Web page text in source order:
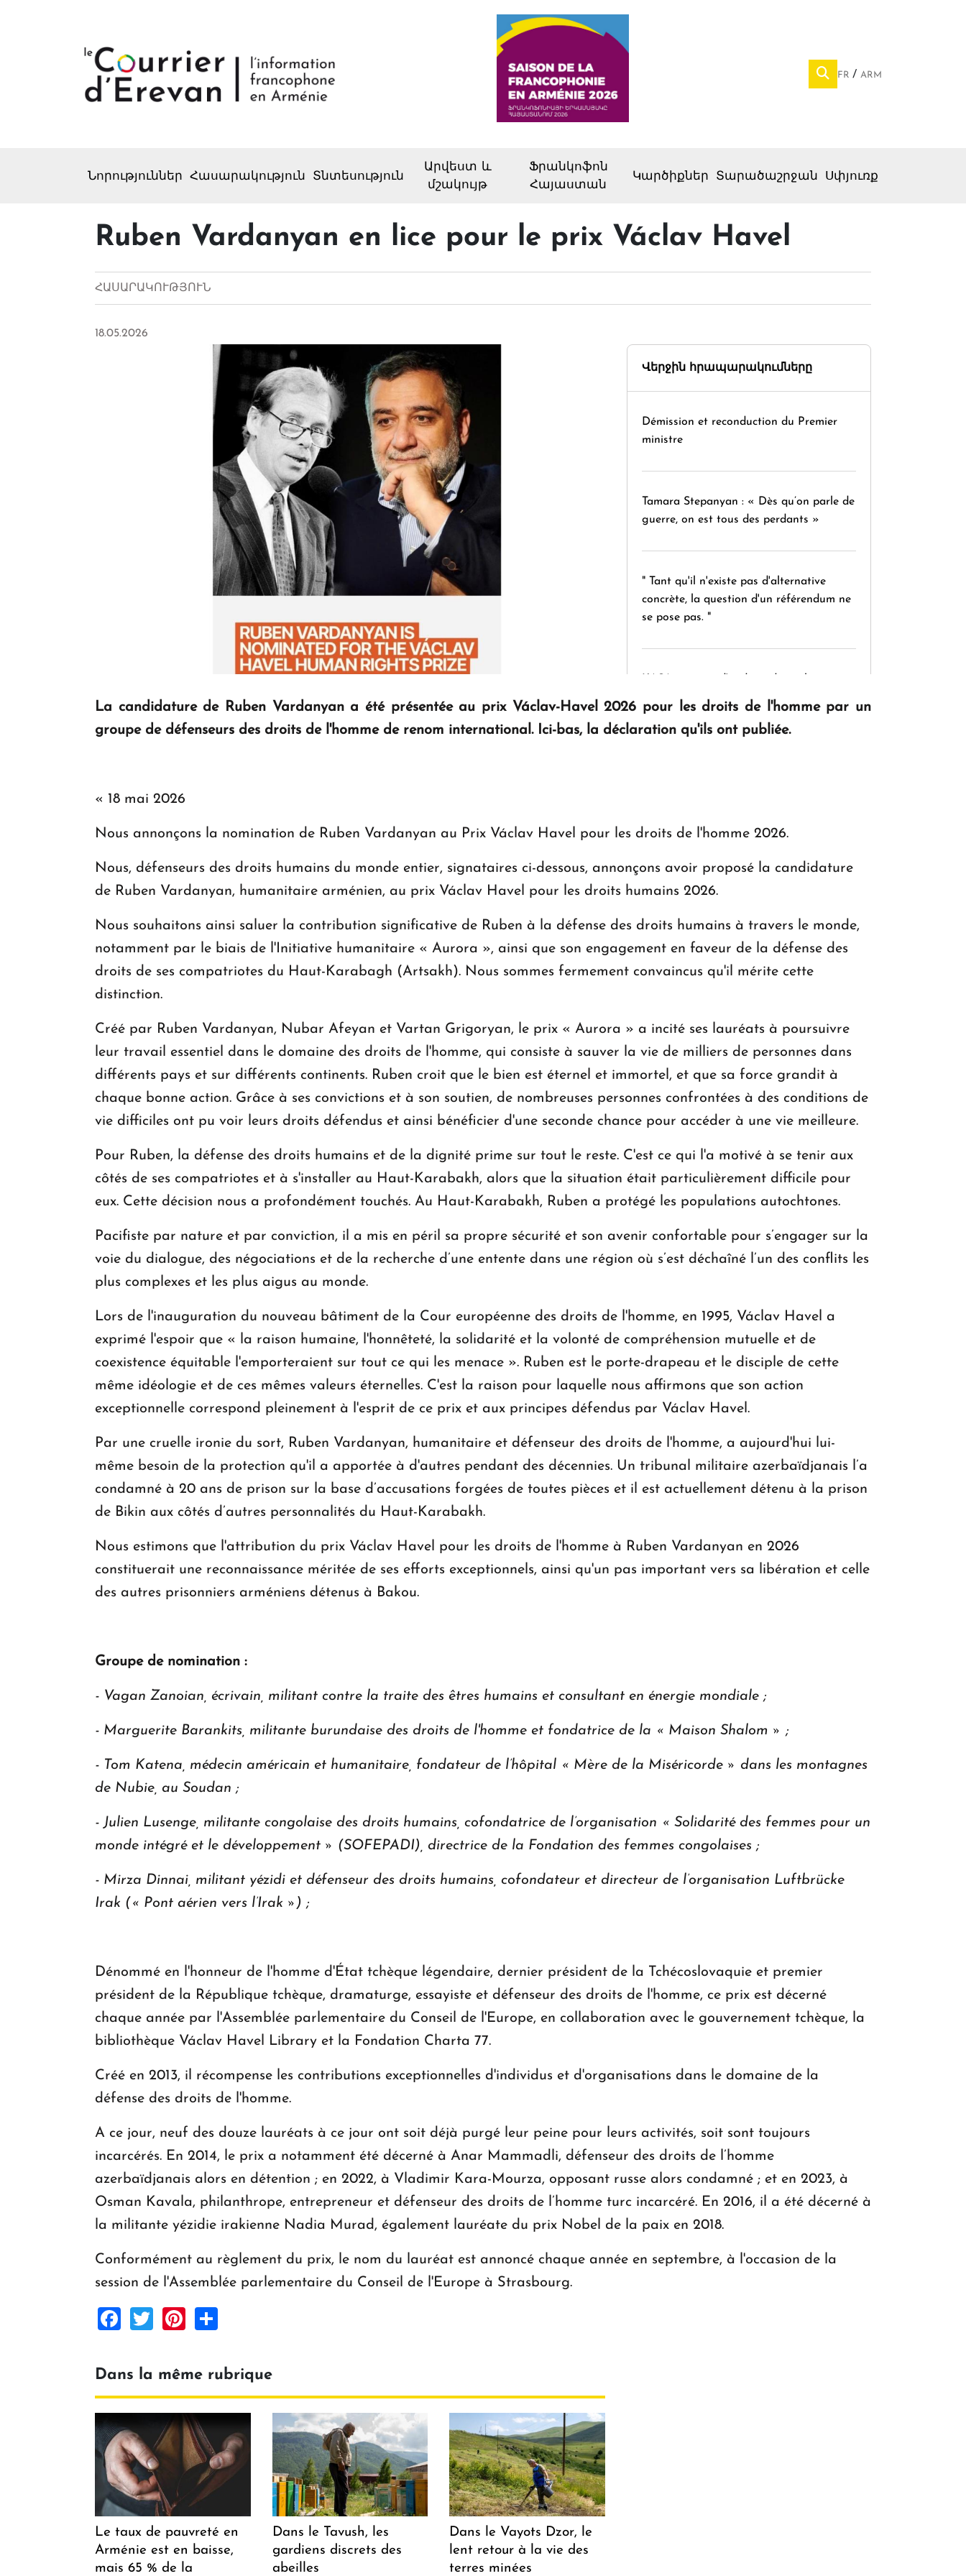
FR ARM
Նորություններ Հասարակություն Տնտեսություն
Արվեստ և
մշակույթ
Ֆրանկոֆոն
Հայաստան
Կարծիքներ Տարածաշրջան Սփյուռք
Ruben Vardanyan en lice pour le prix Václav Havel
ՀԱՍԱՐԱԿՈՒԹՅՈՒՆ
18.05.2026
Վերջին հրապարակումները
Démission et reconduction du Premier
ministre
Tamara Stepanyan : « Dès qu’on parle de
guerre, on est tous des perdants »
" Tant qu'il n'existe pas d'alternative
concrète, la question d'un référendum ne
se pose pas. "
d'avenir en Arménie
La candidature de Ruben Vardanyan a été présentée au prix Václav-Havel 2026 pour les droits de l'homme par un
groupe de défenseurs des droits de l'homme de renom international. Ici-bas, la déclaration qu'ils ont publiée.
« 18 mai 2026
Nous annonçons la nomination de Ruben Vardanyan au Prix Václav Havel pour les droits de l'homme 2026.
Nous, défenseurs des droits humains du monde entier, signataires ci-dessous, annonçons avoir proposé la candidature
de Ruben Vardanyan, humanitaire arménien, au prix Václav Havel pour les droits humains 2026.
Nous souhaitons ainsi saluer la contribution significative de Ruben à la défense des droits humains à travers le monde,
notamment par le biais de l'Initiative humanitaire « Aurora », ainsi que son engagement en faveur de la défense des
droits de ses compatriotes du Haut-Karabagh (Artsakh). Nous sommes fermement convaincus qu'il mérite cette
distinction.
Créé par Ruben Vardanyan, Nubar Afeyan et Vartan Grigoryan, le prix « Aurora » a incité ses lauréats à poursuivre
leur travail essentiel dans le domaine des droits de l'homme, qui consiste à sauver la vie de milliers de personnes dans
différents pays et sur différents continents. Ruben croit que le bien est éternel et immortel, et que sa force grandit à
chaque bonne action. Grâce à ses convictions et à son soutien, de nombreuses personnes confrontées à des conditions de
vie difficiles ont pu voir leurs droits défendus et ainsi bénéficier d'une seconde chance pour accéder à une vie meilleure.
Pour Ruben, la défense des droits humains et de la dignité prime sur tout le reste. C'est ce qui l'a motivé à se tenir aux
côtés de ses compatriotes et à s'installer au Haut-Karabakh, alors que la situation était particulièrement difficile pour
eux. Cette décision nous a profondément touchés. Au Haut-Karabakh, Ruben a protégé les populations autochtones.
Pacifiste par nature et par conviction, il a mis en péril sa propre sécurité et son avenir confortable pour s’engager sur la
voie du dialogue, des négociations et de la recherche d’une entente dans une région où s’est déchaîné l’un des conflits les
plus complexes et les plus aigus au monde.
Lors de l'inauguration du nouveau bâtiment de la Cour européenne des droits de l'homme, en 1995, Václav Havel a
exprimé l'espoir que « la raison humaine, l'honnêteté, la solidarité et la volonté de compréhension mutuelle et de
coexistence équitable l'emporteraient sur tout ce qui les menace ». Ruben est le porte-drapeau et le disciple de cette
même idéologie et de ces mêmes valeurs éternelles. C'est la raison pour laquelle nous affirmons que son action
exceptionnelle correspond pleinement à l'esprit de ce prix et aux principes défendus par Václav Havel.
Par une cruelle ironie du sort, Ruben Vardanyan, humanitaire et défenseur des droits de l'homme, a aujourd'hui lui-
même besoin de la protection qu'il a apportée à d'autres pendant des décennies. Un tribunal militaire azerbaïdjanais l’a
condamné à 20 ans de prison sur la base d’accusations forgées de toutes pièces et il est actuellement détenu à la prison
de Bikin aux côtés d’autres personnalités du Haut-Karabakh.
Nous estimons que l'attribution du prix Václav Havel pour les droits de l'homme à Ruben Vardanyan en 2026
constituerait une reconnaissance méritée de ses efforts exceptionnels, ainsi qu'un pas important vers sa libération et celle
des autres prisonniers arméniens détenus à Bakou.
Groupe de nomination :
- Vagan Zanoian, écrivain, militant contre la traite des êtres humains et consultant en énergie mondiale ;
- Marguerite Barankits, militante burundaise des droits de l'homme et fondatrice de la « Maison Shalom » ;
- Tom Katena, médecin américain et humanitaire, fondateur de l’hôpital « Mère de la Miséricorde » dans les montagnes
de Nubie, au Soudan ;
- Julien Lusenge, militante congolaise des droits humains, cofondatrice de l’organisation « Solidarité des femmes pour un
monde intégré et le développement » (SOFEPADI), directrice de la Fondation des femmes congolaises ;
- Mirza Dinnai, militant yézidi et défenseur des droits humains, cofondateur et directeur de l’organisation Luftbrücke
Irak (« Pont aérien vers l’Irak ») ;
Dénommé en l'honneur de l'homme d'État tchèque légendaire, dernier président de la Tchécoslovaquie et premier
président de la République tchèque, dramaturge, essayiste et défenseur des droits de l'homme, ce prix est décerné
chaque année par l'Assemblée parlementaire du Conseil de l'Europe, en collaboration avec le gouvernement tchèque, la
bibliothèque Václav Havel Library et la Fondation Charta 77.
Créé en 2013, il récompense les contributions exceptionnelles d'individus et d'organisations dans le domaine de la
défense des droits de l'homme.
A ce jour, neuf des douze lauréats à ce jour ont soit déjà purgé leur peine pour leurs activités, soit sont toujours
incarcérés. En 2014, le prix a notamment été décerné à Anar Mammadli, défenseur des droits de l’homme
azerbaïdjanais alors en détention ; en 2022, à Vladimir Kara-Mourza, opposant russe alors condamné ; et en 2023, à
Osman Kavala, philanthrope, entrepreneur et défenseur des droits de l’homme turc incarcéré. En 2016, il a été décerné à
la militante yézidie irakienne Nadia Murad, également lauréate du prix Nobel de la paix en 2018.
Conformément au règlement du prix, le nom du lauréat est annoncé chaque année en septembre, à l'occasion de la
session de l'Assemblée parlementaire du Conseil de l'Europe à Strasbourg.
Facebook
TwitterPinterest
Dans la même rubrique
Le taux de pauvreté en
Arménie est en baisse,
mais 65 % de la
Dans le Tavush, les
gardiens discrets des
abeilles
Dans le Vayots Dzor, le
lent retour à la vie des
terres minées